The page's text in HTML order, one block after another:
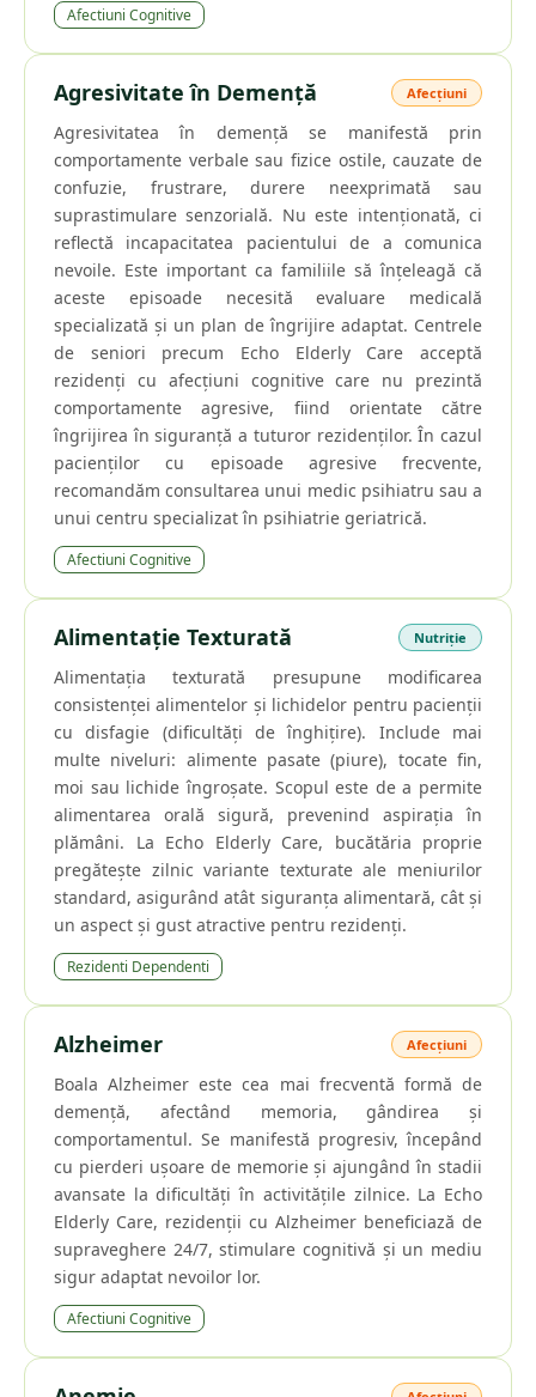
Afectiuni Cognitive
Agresivitate în Demență Afecțiuni
Agresivitatea în demență se manifestă prin
comportamente verbale sau fizice ostile, cauzate de
confuzie, frustrare, durere neexprimată sau
suprastimulare senzorială. Nu este intenționată, ci
reflectă incapacitatea pacientului de a comunica
nevoile. Este important ca familiile să înțeleagă că
aceste episoade necesită evaluare medicală
specializată și un plan de îngrijire adaptat. Centrele
de seniori precum Echo Elderly Care acceptă
rezidenți cu afecțiuni cognitive care nu prezintă
comportamente agresive, fiind orientate către
îngrijirea în siguranță a tuturor rezidenților. În cazul
pacienților cu episoade agresive frecvente,
recomandăm consultarea unui medic psihiatru sau a
unui centru specializat în psihiatrie geriatrică.
Afectiuni Cognitive
Alimentație Texturată Nutriție
Alimentația texturată presupune modificarea
consistenței alimentelor și lichidelor pentru pacienții
cu disfagie (dificultăți de înghițire). Include mai
multe niveluri: alimente pasate (piure), tocate fin,
moi sau lichide îngroșate. Scopul este de a permite
alimentarea orală sigură, prevenind aspirația în
plămâni. La Echo Elderly Care, bucătăria proprie
pregătește zilnic variante texturate ale meniurilor
standard, asigurând atât siguranța alimentară, cât și
un aspect și gust atractive pentru rezidenți.
Rezidenti Dependenti
Alzheimer Afecțiuni
Boala Alzheimer este cea mai frecventă formă de
demență, afectând memoria, gândirea și
comportamentul. Se manifestă progresiv, începând
cu pierderi ușoare de memorie și ajungând în stadii
avansate la dificultăți în activitățile zilnice. La Echo
Elderly Care, rezidenții cu Alzheimer beneficiază de
supraveghere 24/7, stimulare cognitivă și un mediu
sigur adaptat nevoilor lor.
Afectiuni Cognitive